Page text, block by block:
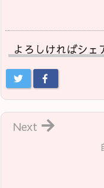
よろしければシェ
Next